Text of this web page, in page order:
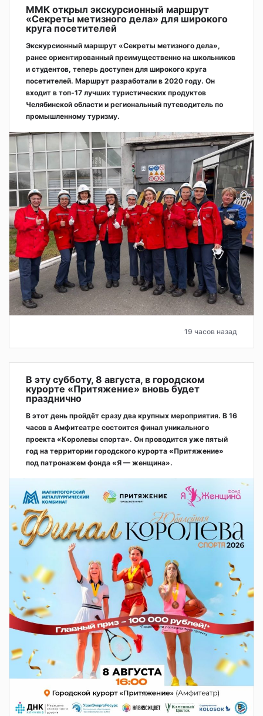
ММК открыл экскурсионный маршрут
«Секреты метизного дела» для широкого
круга посетителей
Экскурсионный маршрут «Секреты метизного дела»,
ранее ориентированный преимущественно на школьников
и студентов, теперь доступен для широкого круга
посетителей. Маршрут разработали в 2020 году. Он
входит в топ-17 лучших туристических продуктов
Челябинской области и региональный путеводитель по
промышленному туризму.
19 часов назад
В эту субботу, 8 августа, в городском
курорте «Притяжение» вновь будет
празднично
В этот день пройдёт сразу два крупных мероприятия. В 16
часов в Амфитеатре состоится финал уникального
проекта «Королевы спорта». Он проводится уже пятый
год на территории городского курорта «Притяжение»
под патронажем фонда «Я — женщина».